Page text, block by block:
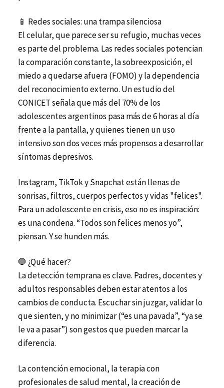
📱 Redes sociales: una trampa silenciosa
El celular, que parece ser su refugio, muchas veces
es parte del problema. Las redes sociales potencian
la comparación constante, la sobreexposición, el
miedo a quedarse afuera (FOMO) y la dependencia
del reconocimiento externo. Un estudio del
CONICET señala que más del 70% de los
adolescentes argentinos pasa más de 6 horas al día
frente a la pantalla, y quienes tienen un uso
intensivo son dos veces más propensos a desarrollar
síntomas depresivos.
Instagram, TikTok y Snapchat están llenas de
sonrisas, filtros, cuerpos perfectos y vidas "felices".
Para un adolescente en crisis, eso no es inspiración:
es una condena. “Todos son felices menos yo”,
piensan. Y se hunden más.
🛑 ¿Qué hacer?
La detección temprana es clave. Padres, docentes y
adultos responsables deben estar atentos a los
cambios de conducta. Escuchar sin juzgar, validar lo
que sienten, y no minimizar (“es una pavada”, “ya se
le va a pasar”) son gestos que pueden marcar la
diferencia.
La contención emocional, la terapia con
profesionales de salud mental, la creación de